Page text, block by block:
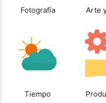
Fotografía Arte
Tiempo